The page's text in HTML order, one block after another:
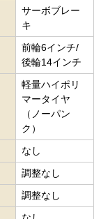
サーボブレー
キ
前輪6インチ/
後輪14インチ
軽量ハイポリ
マータイヤ
（ノーパン
ク）
なし
調整なし
調整なし